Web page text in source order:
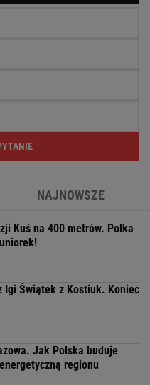
NAJNOWSZE
Kuś na 400 metrów. Polka
Igi Świątek z Kostiuk. Koniec
Jak Polska buduje
regionu